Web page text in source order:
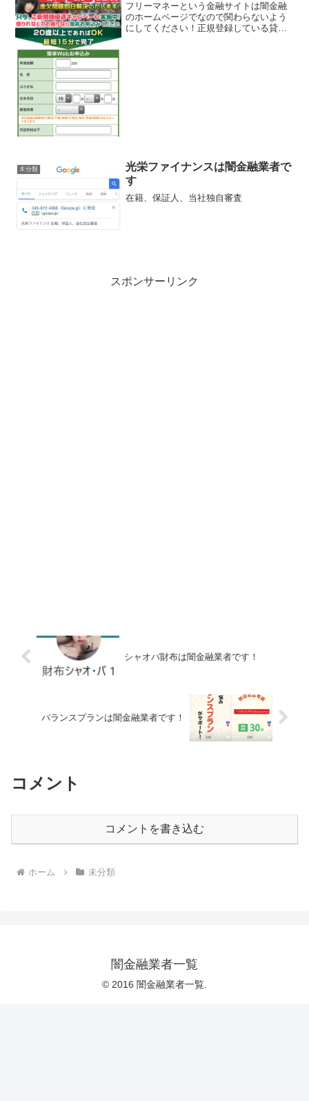
フリーマネーという金融サイトは闇金融
のホームページでなので関わらないよう
にしてください！正規登録している貸金
未分類
光栄ファイナンスは闇金融業者で
す
在籍、保証人、当社独自審査
スポンサーリンク
シャオバ財布は闇金融業者です！
バランスプランは闇金融業者です！
コメント
コメントを書き込む
ホーム 未分類
闇金融業者一覧
© 2016 闇金融業者一覧.